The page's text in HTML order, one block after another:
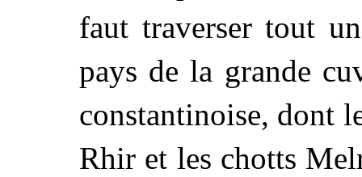
faut traverser tout
pays de la grande
constantinoise, dont
Rhir et les chotts